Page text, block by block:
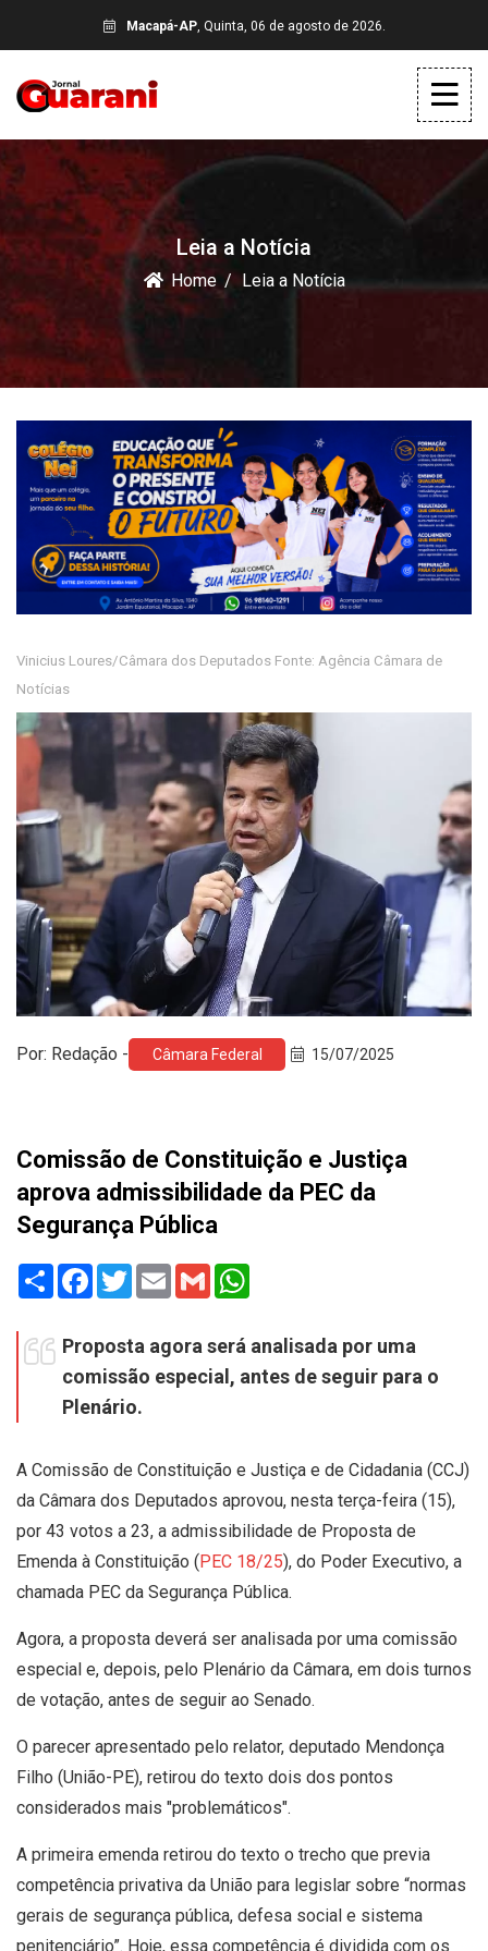
Macapá-AP, Quinta, 06 de agosto de 2026.
Leia a Notícia
Home Leia a Notícia
Vinicius Loures/Câmara dos Deputados Fonte: Agência Câmara de
Notícias
Por: Redação - Câmara Federal 15/07/2025
Comissão de Constituição e Justiça
aprova admissibilidade da PEC da
Segurança Pública
Share Facebook
TwitterEmail Gmail
Proposta agora será analisada por uma
comissão especial, antes de seguir para o
Plenário.
A Comissão de Constituição e Justiça e de Cidadania (CCJ)
da Câmara dos Deputados aprovou, nesta terça-feira (15),
por 43 votos a 23, a admissibilidade de Proposta de
Emenda à Constituição (PEC 18/25), do Poder Executivo, a
chamada PEC da Segurança Pública.
Agora, a proposta deverá ser analisada por uma comissão
especial e, depois, pelo Plenário da Câmara, em dois turnos
de votação, antes de seguir ao Senado.
O parecer apresentado pelo relator, deputado Mendonça
Filho (União-PE), retirou do texto dois dos pontos
considerados mais "problemáticos".
A primeira emenda retirou do texto o trecho que previa
competência privativa da União para legislar sobre “normas
gerais de segurança pública, defesa social e sistema
penitenciário”. Hoje, essa competência é dividida com os